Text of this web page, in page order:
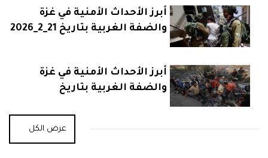
أبرز الأحداث الأمنية في غزة
والضفة الغربية بتاريخ 21_2_2026
أبرز الأحداث الأمنية في غزة
والضفة الغربية بتاريخ
عرض الكل